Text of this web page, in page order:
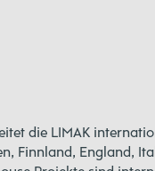
die LIMAK
Finnland, England,